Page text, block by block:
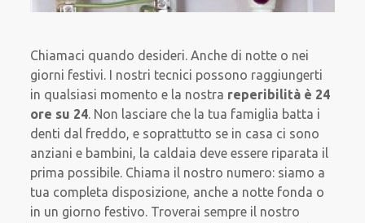
Chiamaci quando desideri. Anche di notte o nei
giorni festivi. I nostri tecnici possono raggiungerti
in qualsiasi momento e la nostra reperibilità è 24
ore su 24. Non lasciare che la tua famiglia batta i
denti dal freddo, e soprattutto se in casa ci sono
anziani e bambini, la caldaia deve essere riparata il
prima possibile. Chiama il nostro numero: siamo a
tua completa disposizione, anche a notte fonda o
in un giorno festivo. Troverai sempre il nostro